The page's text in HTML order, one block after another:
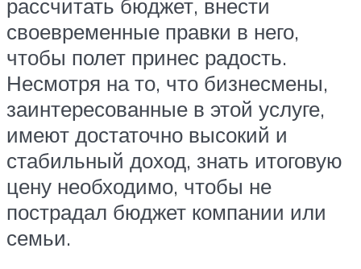
рассчитать бюджет, внести
своевременные правки в него,
чтобы полет принес радость.
Несмотря на то, что бизнесмены,
заинтересованные в этой услуге,
имеют достаточно высокий и
стабильный доход, знать итоговую
цену необходимо, чтобы не
пострадал бюджет компании или
семьи.